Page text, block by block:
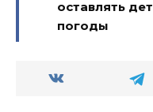
оставлять
погоды